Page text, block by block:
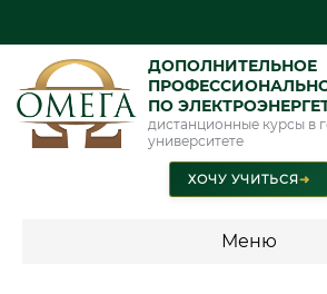
ДОПОЛНИТЕЛЬНОЕ
ПО
дистанционные курсы в
университете
ХОЧУ УЧИТЬСЯ➜
Меню